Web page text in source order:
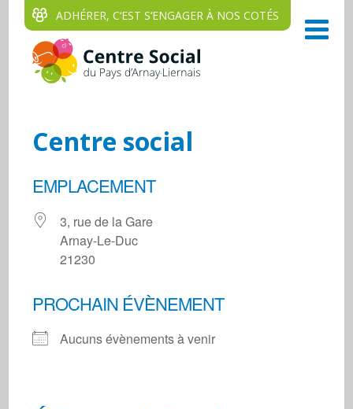
ADHÉRER, C‘EST S‘ENGAGER À NOS COTÉS
Centre social
EMPLACEMENT
3, rue de la Gare
Arnay-Le-Duc
21230
PROCHAIN ÉVÈNEMENT
Aucuns évènements à venir